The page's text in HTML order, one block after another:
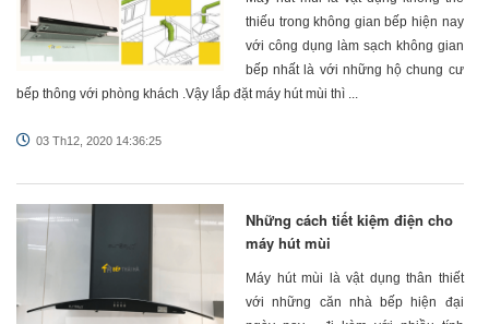
thiếu trong không gian bếp hiện nay
với công dụng làm sạch không gian
bếp nhất là với những hộ chung cư
bếp thông với phòng khách .Vậy lắp đặt máy hút mùi thì ...
03 Th12, 2020 14:36:25
Những cách tiết kiệm điện cho
máy hút mùi
Máy hút mùi là vật dụng thân thiết
với những căn nhà bếp hiện đại